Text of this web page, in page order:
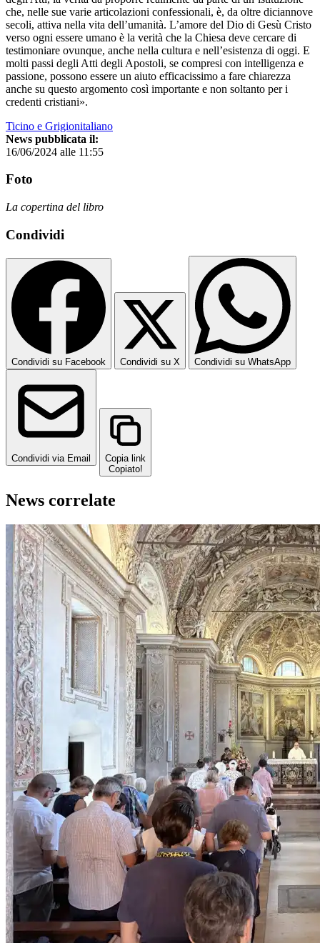
che, nelle sue varie articolazioni confessionali, è, da oltre diciannove
secoli, attiva nella vita dell’umanità. L’amore del Dio di Gesù Cristo
verso ogni essere umano è la verità che la Chiesa deve cercare di
testimoniare ovunque, anche nella cultura e nell’esistenza di oggi. E
molti passi degli Atti degli Apostoli, se compresi con intelligenza e
passione, possono essere un aiuto efficacissimo a fare chiarezza
anche su questo argomento così importante e non soltanto per i
credenti cristiani».
Ticino e Grigionitaliano
News pubblicata il:
16/06/2024 alle 11:55
Foto
La copertina del libro
Condividi
Condividi su Facebook Condividi su X Condividi su WhatsApp
Condividi via Email
Copia link
Copiato!
News correlate